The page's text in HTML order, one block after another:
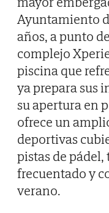
Ayuntamiento
años, a punto
complejo
piscina que
ya prepara sus
su apertura en
ofrece un
deportivas
pistas de
frecuentado y
verano.